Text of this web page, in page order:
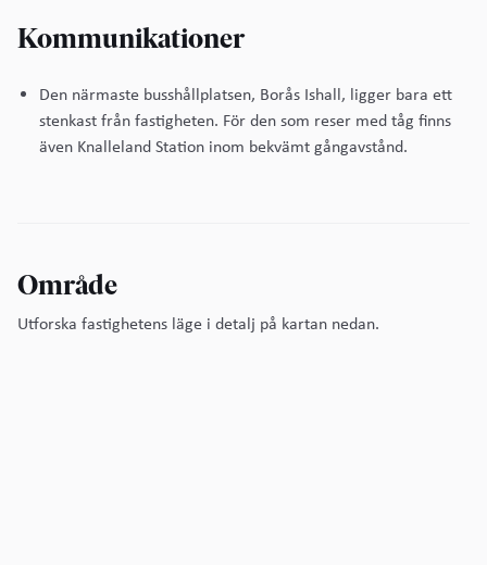
Kommunikationer
Den närmaste busshållplatsen, Borås Ishall, ligger bara ett
stenkast från fastigheten. För den som reser med tåg finns
även Knalleland Station inom bekvämt gångavstånd.
Område
Utforska fastighetens läge i detalj på kartan nedan.